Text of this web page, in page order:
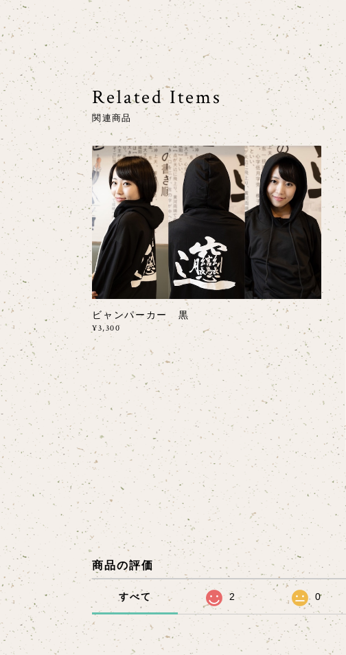
Related Items
関連商品
ビャンパーカー 黒
¥3,300
商品の評価
すべて 2 0